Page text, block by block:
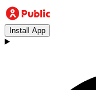
Install App